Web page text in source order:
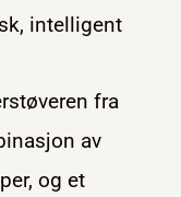
intelligent
fra
av
og et